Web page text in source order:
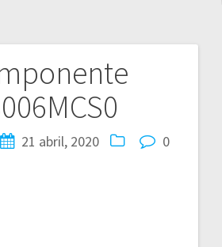
21 abril, 2020 0